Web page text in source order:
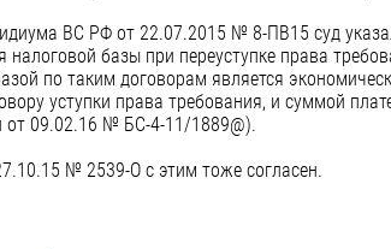
ВС РФ от 22.07.2015 № 8-ПВ15 суд
базы при переуступке права
по таким договорам является
уступки права требования, и суммой
от 09.02.16 № БС-4-11/1889@).
№ 2539-О с этим тоже согласен.